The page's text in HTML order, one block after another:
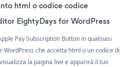
html o codice codice
EightyDays for WordPress
Pay Subscription Button in qualsiasi
WordPress che accetta html o un codice di
la pagina live e apparirà il tuo